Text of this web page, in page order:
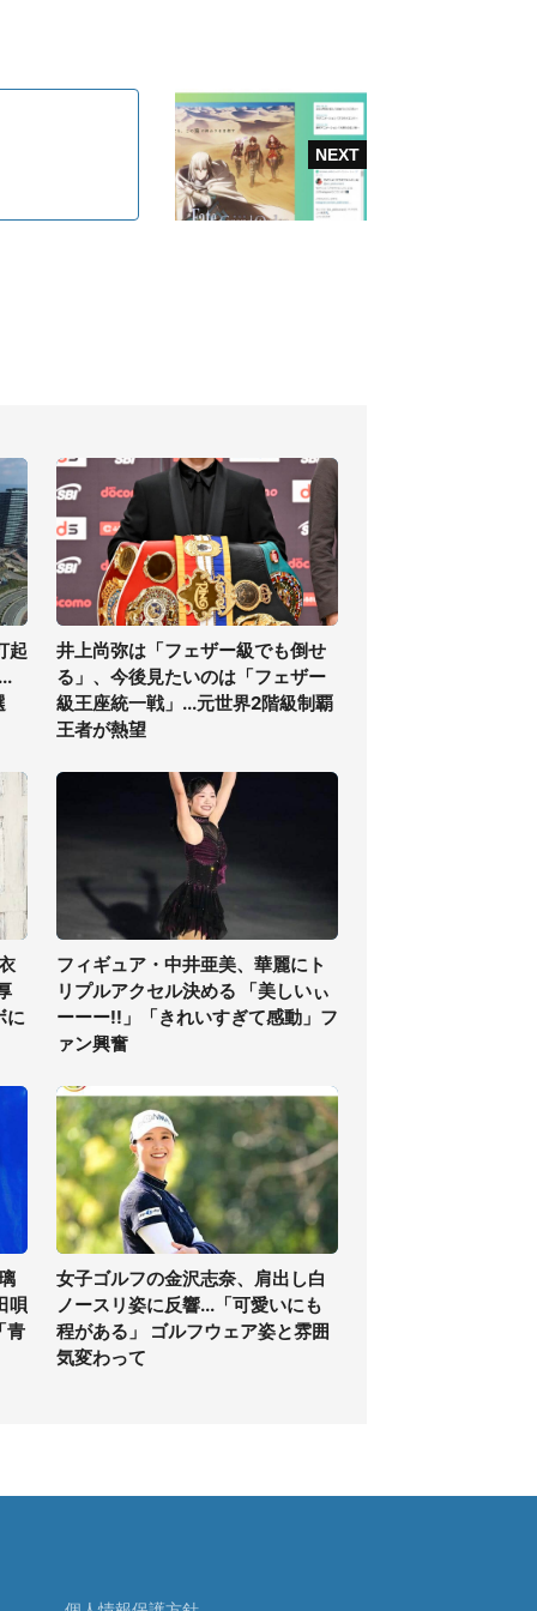
起
井上尚弥は「フェザー級でも倒せ
る」、今後見たいのは「フェザー
級王座統一戦」...元世界2階級制覇
王者が熱望
に
フィギュア・中井亜美、華麗にト
リプルアクセル決める 「美しいぃ
ーーー!!」「きれいすぎて感動」フ
ァン興奮
唄
青
女子ゴルフの金沢志奈、肩出し白
ノースリ姿に反響...「可愛いにも
程がある」 ゴルフウェア姿と雰囲
気変わって